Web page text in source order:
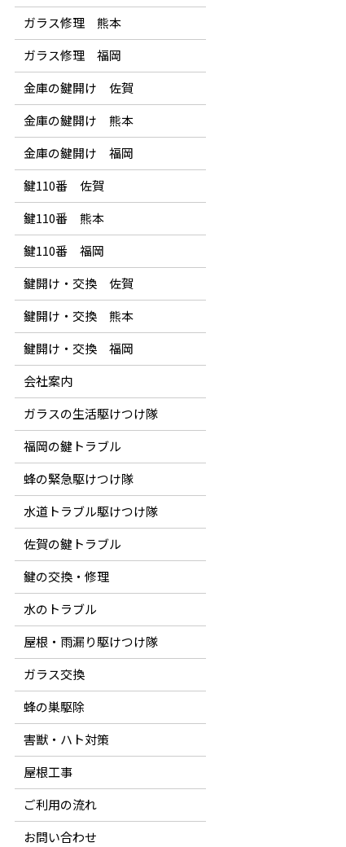
ガラス修理 熊本
ガラス修理 福岡
金庫の鍵開け 佐賀
金庫の鍵開け 熊本
金庫の鍵開け 福岡
鍵110番 佐賀
鍵110番 熊本
鍵110番 福岡
鍵開け・交換 佐賀
鍵開け・交換 熊本
鍵開け・交換 福岡
会社案内
ガラスの生活駆けつけ隊
福岡の鍵トラブル
蜂の緊急駆けつけ隊
水道トラブル駆けつけ隊
佐賀の鍵トラブル
鍵の交換・修理
水のトラブル
屋根・雨漏り駆けつけ隊
ガラス交換
蜂の巣駆除
害獣・ハト対策
屋根工事
ご利用の流れ
お問い合わせ